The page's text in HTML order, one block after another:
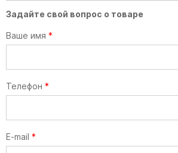
Задайте свой вопрос о товаре
Ваше имя *
Телефон *
E-mail *